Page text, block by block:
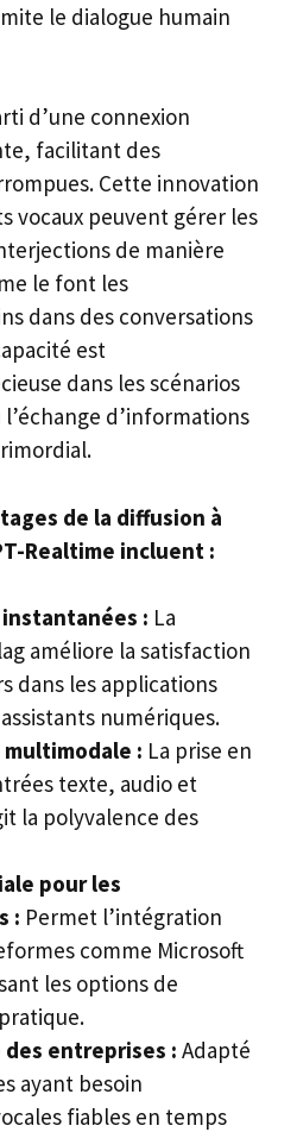
le dialogue humain
d’une connexion
facilitant des
Cette innovation
vocaux peuvent gérer les
de manière
le font les
dans des conversations
est
dans les scénarios
d’informations
de la diffusion à
Realtime incluent :
: La
améliore la satisfaction
dans les applications
numériques.
: La prise en
texte, audio et
la polyvalence des
pour les
: Permet l’intégration
comme Microsoft
les options de
entreprises : Adapté
ayant besoin
fiables en temps